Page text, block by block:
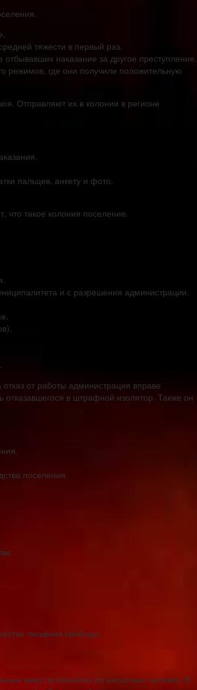
тяжести в первый раз.
наказание за другое преступление.
режимов, где они получили положительную
Отправляют их в колонии в регионе
пальцев, анкету и фото.
что такое колония поселение.
и с разрешения администрации.
от работы администрация вправе
в штрафной изолятор. Также он
поселения.
лишения свободы.
живут в комнатах по несколько человек. В